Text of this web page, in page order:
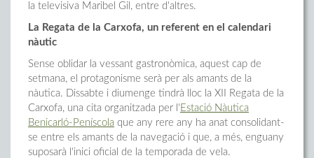
la televisiva Maribel Gil, entre d'altres.
La Regata de la Carxofa, un referent en el calendari
nàutic
Sense oblidar la vessant gastronòmica, aquest cap de
setmana, el protagonisme serà per als amants de la
nàutica. Dissabte i diumenge tindrà lloc la XII Regata de la
Carxofa, una cita organitzada per l' Estació Nàutica
Benicarló-Peníscola que any rere any ha anat consolidant-
se entre els amants de la navegació i que, a més, enguany
suposarà l'inici oficial de la temporada de vela.